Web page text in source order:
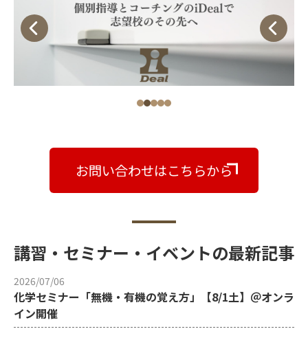
お問い合わせはこちらから
講習・セミナー・イベントの最新記事
2026/07/06
化学セミナー「無機・有機の覚え方」【8/1土】＠オンラ
イン開催